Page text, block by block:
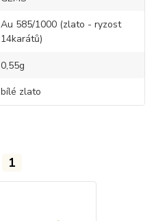
Au 585/1000 (zlato - ryzost
14karátů)
0,55g
bílé zlato
1